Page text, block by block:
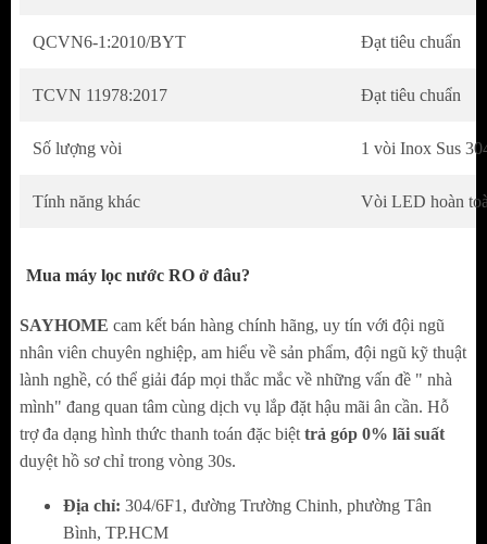
10 LÕI LỌC CÔNG NGHỆ SMAX
KAQ-U98 sở hữu 10 lõi lọc công nghệ Smax:
3 lõi lọc thô Smax Pro V công nghệ smart
connect chống hàng giả, hàng nhái, x3 diện
tích tiếp xúc, hoạt động ổn định gấp 2 và bảo
vệ hiệu quả hệ thống lọc.
QCVN6-1:2010/BYT Đạt tiêu chuẩn
TCVN 11978:2017 Đạt tiêu chuẩn
Số lượng vòi 1 vòi Inox Sus
Tính năng khác Vòi LED hoàn
Mua máy lọc nước RO ở đâu?
SAYHOME cam kết bán hàng chính hãng, uy tín với đội ngũ
nhân viên chuyên nghiệp, am hiểu về sản phẩm, đội ngũ kỹ thuật
lành nghề, có thể giải đáp mọi thắc mắc về những vấn đề " nhà
mình" đang quan tâm cùng dịch vụ lắp đặt hậu mãi ân cần. Hỗ
trợ đa dạng hình thức thanh toán đặc biệt trả góp 0% lãi suất
duyệt hồ sơ chỉ trong vòng 30s.
Địa chỉ: 304/6F1, đường Trường Chinh, phường Tân
Bình, TP.HCM